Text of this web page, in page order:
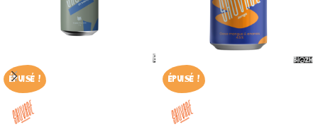
ÉPUISÉ ! ÉPUISÉ !